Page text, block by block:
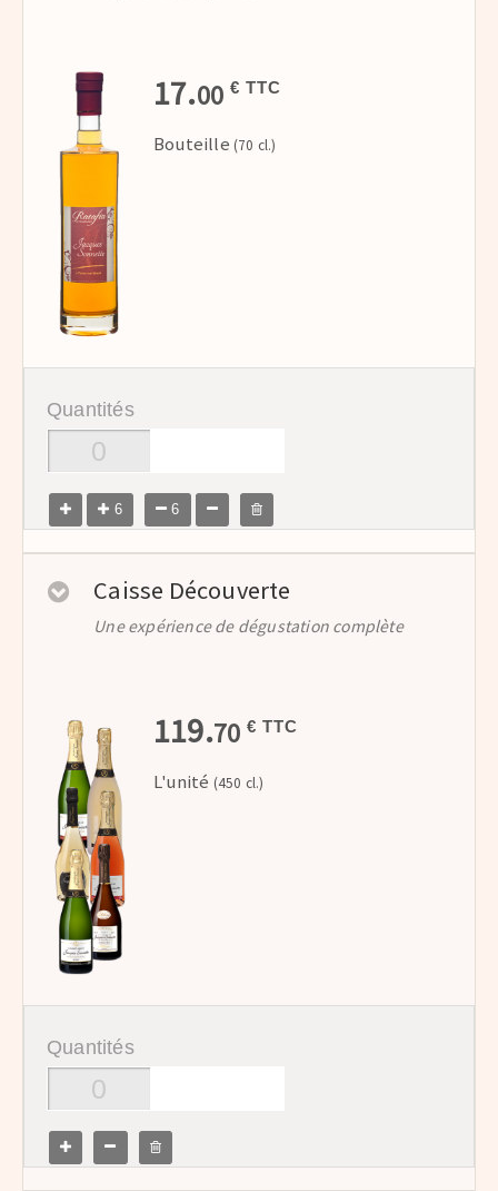
17.00 € TTC
Bouteille (70 cl.)
Quantités
6 6
Caisse Découverte
Une expérience de dégustation complète
119.70 € TTC
L'unité (450 cl.)
Quantités